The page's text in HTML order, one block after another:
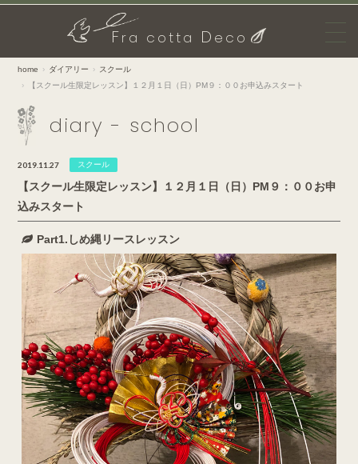
Fra cotta D eco
home ダイアリー
スクール
【スクール生限定レッスン】１２月１日（日）PM９：００お申込みスタート
diary - school
2019.11.27 スクール
【スクール生限定レッスン】１２月１日（日）PM９：００お申
込みスタート
Part1.しめ縄リースレッスン